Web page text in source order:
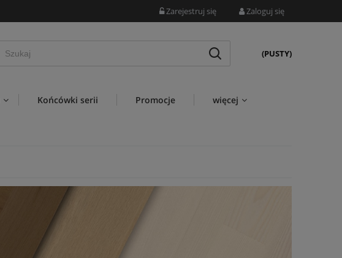
Zarejestruj się Zaloguj się
(PUSTY)
Końcówki serii Promocje więcej